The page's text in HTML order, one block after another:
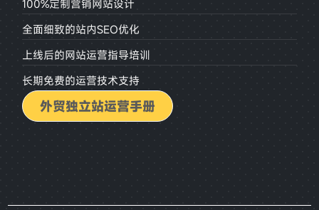
100%定制营销网站设计
全面细致的站内SEO优化
上线后的网站运营指导培训
长期免费的运营技术支持
外贸独立站运营手册